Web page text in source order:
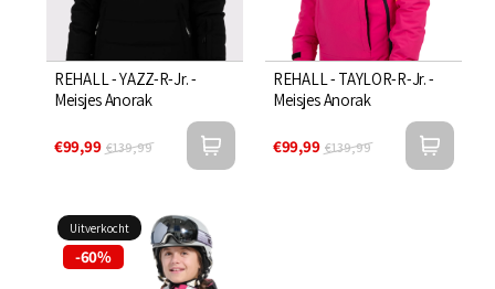
REHALL - YAZZ-R-Jr. -
Meisjes Anorak
€99,99 €139,99
REHALL - TAYLOR-R-Jr. -
Meisjes Anorak
€99,99 €139,99
Uitverkocht
-60%